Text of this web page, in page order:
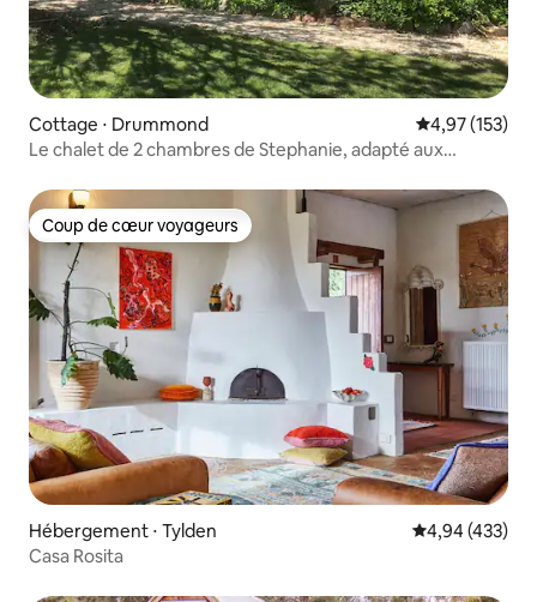
Cottage ⋅ Drummond Évaluation
4,97 (153)
Le chalet de 2 chambres de Stephanie, adapté aux
Coup de cœur voyageurs
Coup de cœur voyageurs
Hébergement ⋅ Tylden Évaluation
4,94 (433)
Casa Rosita